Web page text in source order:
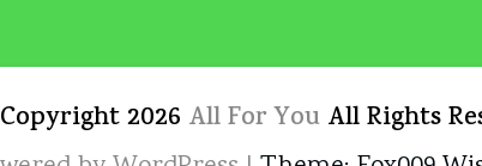
2026 All For You All Rights